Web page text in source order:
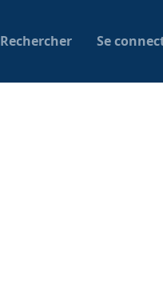
Rechercher Se